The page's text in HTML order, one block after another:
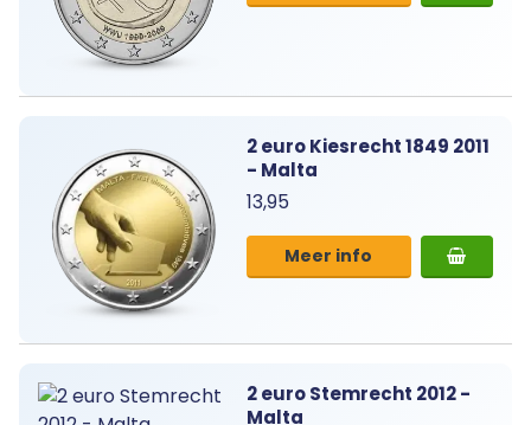
2 euro Kiesrecht 1849 2011
- Malta
13,95
Meer info
2 euro Stemrecht 2012 -
Malta